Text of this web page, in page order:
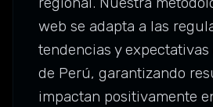
web se adapta a las
tendencias y
de Perú, garantizando
impactan positivamente